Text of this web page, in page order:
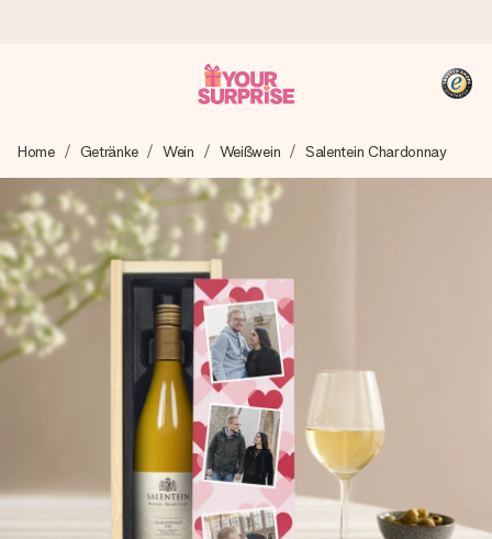
Wir bereiten dein Geschenk sorgfältig vor und schicken es
blitzschnell – damit du es genau zum richtigen Zeitpunkt
überreichen kannst, wenn es am meisten zählt.
4,8 (basierend auf +15.000 Bewertungen)
Unsere Geschenke begeistern. Kunden bewerten uns mit
4,8 bei Google Reviews (Gesamtergebnis aller Länder, in
die wir versenden).
+49 39292 929695
Montag - Freitag : 8:30 - 17:00 Uhr
Samstag - Sonntag : 8:30 - 13:00 Uhr
Home Getränke Wein Weißwein Salentein Chardonnay